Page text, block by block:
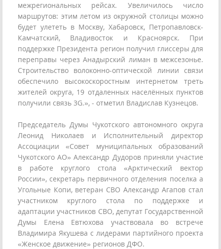
межрегиональных рейсах. Увеличилось число
маршрутов: этим летом из окружной столицы можно
будет улететь в Москву, Хабаровск, Петропавловск-
Камчатский, Владивосток и Красноярск. При
поддержке Президента регион получил глиссеры для
переправы через Анадырский лиман в межсезонье.
Строительство волоконно-оптической линии связи
обеспечило высокоскоростным интернетом треть
жителей округа, 19 отдаленных населённых пунктов
получили связь 3G.», - отметил Владислав Кузнецов.
Председатель Думы Чукотского автономного округа
Леонид Николаев и Исполнительный директор
Ассоциации «Совет муниципальных образований
Чукотского АО» Александр Дудоров приняли участие
в работе круглого стола «Арктический вектор
России», секретарь первичного отделения поселка а
Угольные Копи, ветеран СВО Александр Агапов стал
участником круглого стола по поддержке и
адаптации участников СВО, депутат Государственной
Думы Елена Евтюхова участвовала во встрече
Владимира Якушева с лидерами партийного проекта
«Женское движение» регионов ДФО.